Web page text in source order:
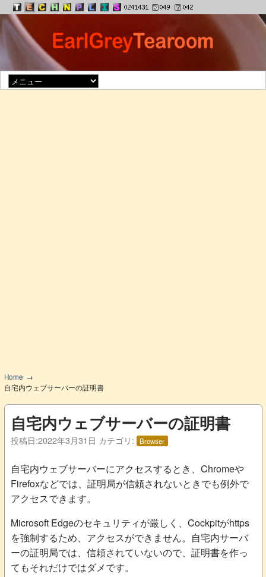
Home
自宅内ウェブサーバーの証明書
自宅内ウェブサーバーの証明書
投稿日:2022年3月31日 カテゴリ: Browser
自宅内ウェブサーバーにアクセスするとき、Chromeや
Firefoxなどでは、証明局が信頼されないときでも例外で
アクセスできます。
Microsoft Edgeのセキュリティが厳しく、Cockpitがhttps
を強制するため、アクセスができません。自宅内サーバ
ーの証明局では、信頼されていないので、証明書を作っ
てもそれだけではダメです。